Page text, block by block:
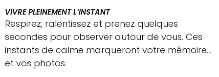
VIVRE PLEINEMENT L’INSTANT
Respirez, ralentissez et prenez quelques
secondes pour observer autour de vous. Ces
instants de calme marqueront votre mémoire…
et vos photos.